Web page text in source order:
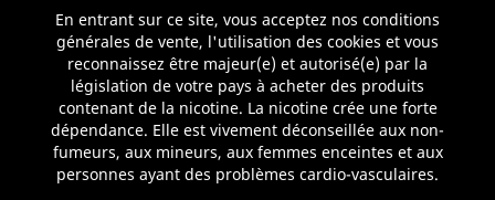
PG/VG : 50/50
Contenance : 10 ml
Nicotine
En entrant sur ce site, vous acceptez nos conditions
générales de vente, l'utilisation des cookies et vous
reconnaissez être majeur(e) et autorisé(e) par la
législation de votre pays à acheter des produits
contenant de la nicotine. La nicotine crée une forte
dépendance. Elle est vivement déconseillée aux non-
fumeurs, aux mineurs, aux femmes enceintes et aux
personnes ayant des problèmes cardio-vasculaires.